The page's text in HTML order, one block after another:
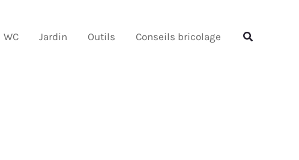
WC Jardin Outils Conseils bricolage Rechercher